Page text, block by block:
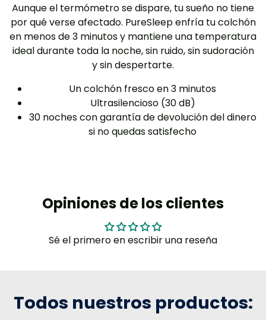
Aunque el termómetro se dispare, tu sueño no tiene
por qué verse afectado. PureSleep enfría tu colchón
en menos de 3 minutos y mantiene una temperatura
ideal durante toda la noche, sin ruido, sin sudoración
y sin despertarte.
Un colchón fresco en 3 minutos
Ultrasilencioso (30 dB)
30 noches con garantía de devolución del dinero
si no quedas satisfecho
Opiniones de los clientes
Sé el primero en escribir una reseña
Todos nuestros productos: